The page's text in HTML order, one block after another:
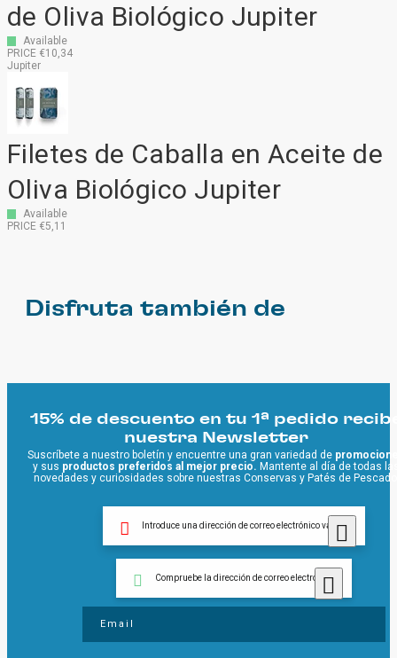
de Oliva Biológico Jupiter
Available
PRICE €10,34
Jupiter
Filetes de Caballa en Aceite de
Oliva Biológico Jupiter
Available
PRICE €5,11
Disfruta también de
15% de descuento en tu 1ª pedido
nuestra Newsletter
Suscríbete a nuestro boletín y encuentre una gran variedad de
y sus productos preferidos al mejor precio. Mantente al día de todas
novedades y curiosidades sobre nuestras Conservas y Patés de
Introduce una dirección de correo electrónico válida
Compruebe la dirección de correo electrónico